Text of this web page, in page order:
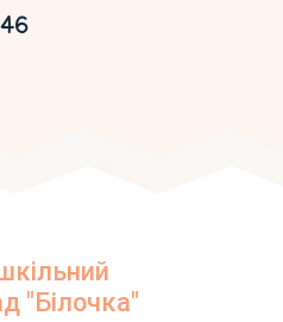
"Білочка"